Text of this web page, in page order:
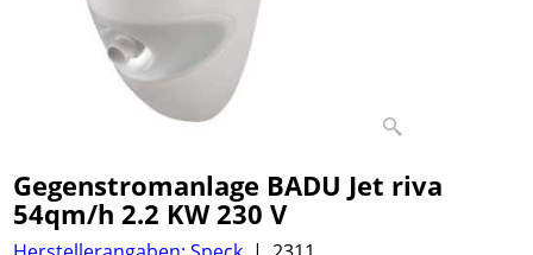
Gegenstromanlage BADU Jet riva
54qm/h 2.2 KW 230 V